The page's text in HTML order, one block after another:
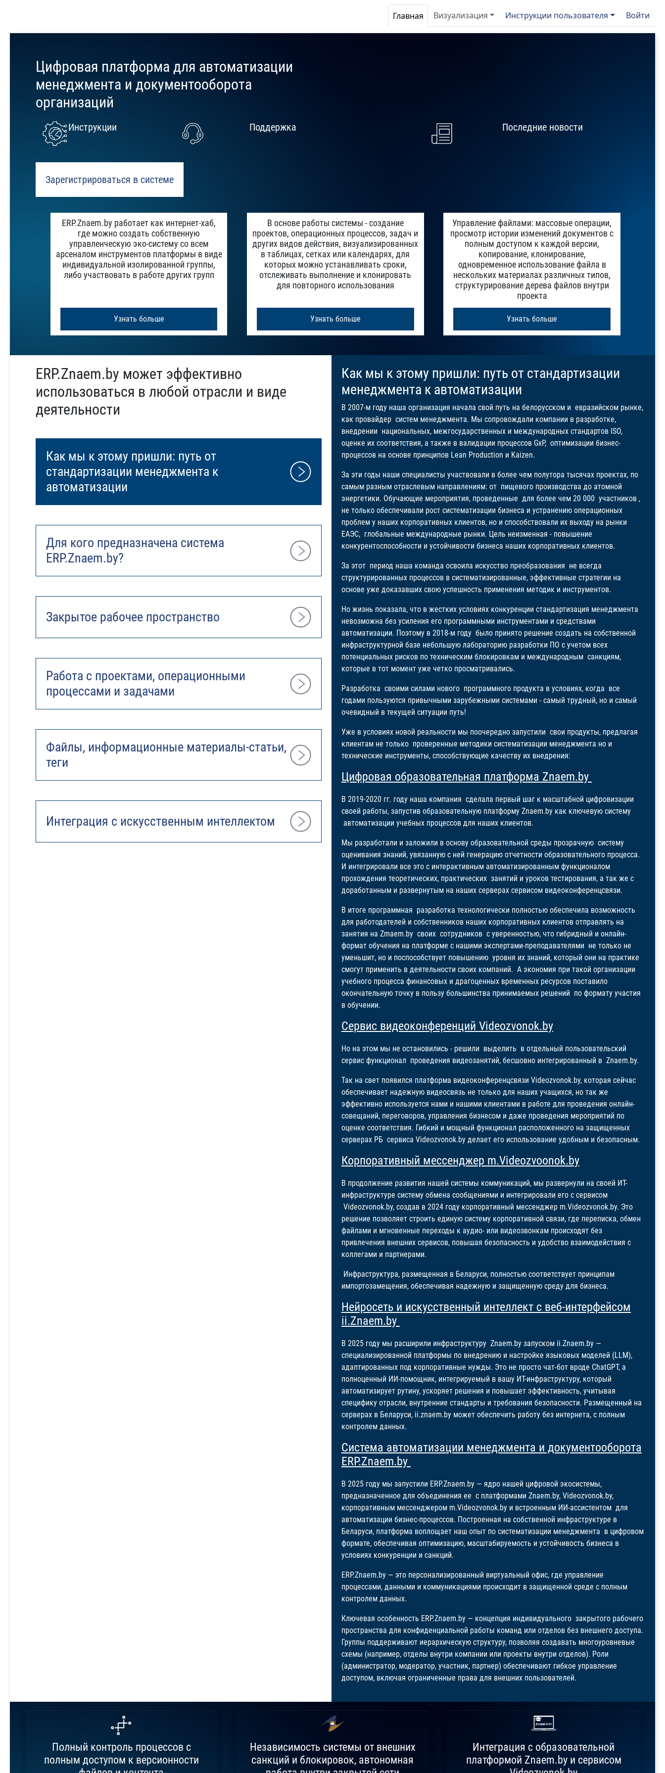
Основная навигация
Главная Меню учётной записи пользователя
Визуализация Инструкции пользователя Войти
Цифровая платформа для автоматизации
менеджмента и документооборота
организаций
Инструкции Поддержка Последние новости
Зарегистрироваться в системе
ERP.Znaem.by работает как интернет-хаб,
где можно создать собственную
управленческую эко-систему со всем
арсеналом инструментов платформы в виде
индивидуальной изолированной группы,
либо участвовать в работе других групп
Узнать больше
В основе работы системы - создание
проектов, операционных процессов, задач и
других видов действия, визуализированных
в таблицах, сетках или календарях, для
которых можно устанавливать сроки,
отслеживать выполнение и клонировать
для повторного использования
Узнать больше
Управление файлами: массовые операции,
просмотр истории изменений документов с
полным доступом к каждой версии,
копирование, клонирование,
одновременное использование файла в
нескольких материалах различных типов,
структурирование дерева файлов внутри
проекта
Узнать больше
ERP.Znaem.by может эффективно
использоваться в любой отрасли и виде
деятельности
Как мы к этому пришли: путь от
стандартизации менеджмента к
автоматизации
Для кого предназначена система
ERP.Znaem.by?
Закрытое рабочее пространство
Работа с проектами, операционными
процессами и задачами
Файлы, информационные материалы-статьи,
теги
Интеграция с искусственным интеллектом
Как мы к этому пришли: путь от стандартизации
менеджмента к автоматизации
В 2007-м году наша организация начала свой путь на белорусском и евразийском рынке,
как провайдер систем менеджмента. Мы сопровождали компании в разработке,
внедрении национальных, межгосударственных и международных стандартов ISO,
оценке их соответствия, а также в валидации процессов GxP, оптимизации бизнес-
процессов на основе принципов Lean Production и Kaizen.
За эти годы наши специалисты участвовали в более чем полутора тысячах проектах, по
самым разным отраслевым направлениям: от пищевого производства до атомной
энергетики. Обучающие мероприятия, проведенные для более чем 20 000 участников ,
не только обеспечивали рост систематизации бизнеса и устранению операционных
проблем у наших корпоративных клиентов, но и способствовали их выходу на рынки
ЕАЭС, глобальные международные рынки. Цель неизменная - повышение
конкурентоспособности и устойчивости бизнеса наших корпоративных клиентов.
За этот период наша команда освоила искусство преобразования не всегда
структурированных процессов в систематизированные, эффективные стратегии на
основе уже доказавших свою успешность применения методик и инструментов.
Но жизнь показала, что в жестких условиях конкуренции стандартизация менеджмента
невозможна без усиления его программными инструментами и средствами
автоматизации. Поэтому в 2018-м году было принято решение создать на собственной
инфраструктурной базе небольшую лабораторию разработки ПО с учетом всех
потенциальных рисков по техническим блокировкам и международным санкциям,
которые в тот момент уже четко просматривались.
Разработка своими силами нового программного продукта в условиях, когда все
годами пользуются привычными зарубежными системами - самый трудный, но и самый
очевидный в текущей ситуации путь!
Уже в условиях новой реальности мы поочередно запустили свои продукты, предлагая
клиентам не только проверенные методики систематизации менеджмента но и
технические инструменты, способствующие качеству их внедрения:
Цифровая образовательная платформа Znaem.by
В 2019-2020 гг. году наша компания сделала первый шаг к масштабной цифровизации
своей работы, запустив образовательную платформу Znaem.by как ключевую систему
автоматизации учебных процессов для наших клиентов.
Мы разработали и заложили в основу образовательной среды прозрачную систему
оценивания знаний, увязанную с ней генерацию отчетности образовательного процесса.
И интегрировали все это с интерактивным автоматизированным функционалом
прохождения теоретических, практических занятий и уроков тестирования, а так же с
доработанным и развернутым на наших серверах сервисом видеоконференцсвязи.
В итоге программная разработка технологически полностью обеспечила возможность
для работодателей и собственников наших корпоративных клиентов отправлять на
занятия на Zmaem.by своих сотрудников с уверенностью, что гибридный и онлайн-
формат обучения на платформе с нашими экспертами-преподавателями не только не
уменьшит, но и поспособствует повышению уровня их знаний, который они на практике
смогут применить в деятельности своих компаний. А экономия при такой организации
учебного процесса финансовых и драгоценных временных ресурсов поставило
окончательную точку в пользу большинства принимаемых решений по формату участия
в обучении.
Сервис видеоконференций Videozvonok.by
Но на этом мы не остановились - решили выделить в отдельный пользовательский
сервис функционал проведения видеозанятий, бесшовно интегрированный в Znaem.by.
Так на свет появился платформа видеоконференцсвязи Videozvonok.by, которая сейчас
обеспечивает надежную видеосвязь не только для наших учащихся, но так же
эффективно используется нами и нашими клиентами в работе для проведения онлайн-
совещаний, переговоров, управления бизнесом и даже проведения мероприятий по
оценке соответствия. Гибкий и мощный функционал расположенного на защищенных
серверах РБ сервиса Videozvonok.by делает его использование удобным и безопасным.
Корпоративный мессенджер m.Videozvoonok.by
В продолжение развития нашей системы коммуникаций, мы развернули на своей ИТ-
инфраструктуре систему обмена сообщениями и интегрировали его с сервисом
Videozvonok.by, создав в 2024 году корпоративный мессенджер m.Videozvonok.by. Это
решение позволяет строить единую систему корпоративной связи, где переписка, обмен
файлами и мгновенные переходы к аудио- или видеозвонкам происходят без
привлечения внешних сервисов, повышая безопасность и удобство взаимодействия с
коллегами и партнерами.
Инфраструктура, размещенная в Беларуси, полностью соответствует принципам
импортозамещения, обеспечивая надежную и защищенную среду для бизнеса.
Нейросеть и искусственный интеллект с веб-интерфейсом
ii.Znaem.by
В 2025 году мы расширили инфраструктуру Znaem.by запуском ii.Znaem.by —
специализированной платформы по внедрению и настройке языковых моделей (LLM),
адаптированных под корпоративные нужды. Это не просто чат-бот вроде ChatGPT, а
полноценный ИИ-помощник, интегрируемый в вашу ИТ-инфраструктуру, который
автоматизирует рутину, ускоряет решения и повышает эффективность, учитывая
специфику отрасли, внутренние стандарты и требования безопасности. Размещенный на
серверах в Беларуси, ii.znaem.by может обеспечить работу без интернета, с полным
контролем данных.
Система автоматизации менеджмента и документооборота
ERP.Znaem.by
В 2025 году мы запустили ERP.Znaem.by — ядро нашей цифровой экосистемы,
предназначенное для объединения ее с платформами Znaem.by, Videozvonok.by,
корпоративным мессенджером m.Videozvonok.by и встроенным ИИ-ассистентом для
автоматизации бизнес-процессов. Построенная на собственной инфраструктуре в
Беларуси, платформа воплощает наш опыт по систематизации менеджмента в цифровом
формате, обеспечивая оптимизацию, масштабируемость и устойчивость бизнеса в
условиях конкуренции и санкций.
ERP.Znaem.by — это персонализированный виртуальный офис, где управление
процессами, данными и коммуникациями происходит в защищенной среде с полным
контролем данных.
Ключевая особенность ERP.Znaem.by — концепция индивидуального закрытого рабочего
пространства для конфиденциальной работы команд или отделов без внешнего доступа.
Группы поддерживают иерархическую структуру, позволяя создавать многоуровневые
схемы (например, отделы внутри компании или проекты внутри отделов). Роли
(администратор, модератор, участник, партнер) обеспечивают гибкое управление
доступом, включая ограниченные права для внешних пользователей.
Полный контроль процессов с
полным доступом к версионности
Независимость системы от внешних
санкций и блокировок, автономная
Интеграция с образовательной
платформой Znaem.by и сервисом